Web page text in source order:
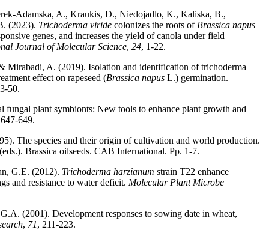
Adamska, A., Kraukis, D., Niedojadlo, K., Kaliska, B.,
(2023). Trichoderma viride colonizes the roots of Brassica napus
genes, and increases the yield of canola under field
Journal of Molecular Science, 24, 1-22.
Mirabadi, A. (2019). Isolation and identification of trichoderma
effect on rapeseed (Brassica napus L.) germination.
50.
plant symbionts: New tools to enhance plant growth and
649.
The species and their origin of cultivation and world production.
Brassica oilseeds. CAB International. Pp. 1-7.
G.E. (2012). Trichoderma harzianum strain T22 enhance
and resistance to water deficit. Molecular Plant Microbe
(2001). Development responses to sowing date in wheat,
, 71, 211-223.